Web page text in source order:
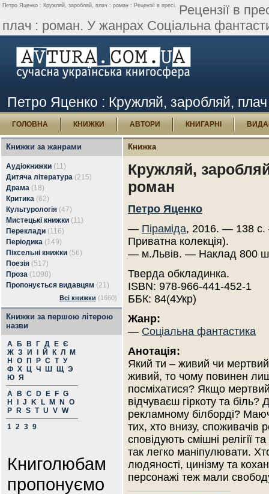
Петро Яценко : Кружляй, заробляй, плач : роман : Рецензії в пресі. Рецензії в
плач : роман. У жанрах Соціальна
Петро Яценко : Кружляй, заробляй, плач
ГОЛОВНА КНИЖКИ АВТОРИ КНИГАРНІ
Книжки за жанрами
Аудіокнижки (11)
Дитяча література (215)
Драма (18)
Критика (62)
Культурологія (47)
Мистецькі книжки (11)
Переклади (116)
Періодика (149)
Піксельні книжки (56)
Поезія (517)
Проза (1098)
Пропонується видавцям (21)
Всі книжки (1660)
Книжки за першою літерою
назви
А Б В Г Д Е Є
Ж З И Й К Л
М
Н
О П Р С Т У
Ф Х Ц Ч Ш Щ Э
Ю Я
A
B C D E F G
H
J K L M N
O
P
R S T U V W
1 2 3 9
Книголюбам
пропонуємо
Книжка
Кружляй,
роман
Петро Яценко
— Піраміда, 2016. — 138 с.
Приватна колекція).
— м.Львів. — Наклад 800
Тверда обкладинка.
ISBN: 978-966-441-452-1
ББК: 84(4Укр)
Жанр:
— Соціальна фантастика
Анотація:
Який ти – живий чи
живий, то чому повинен
посміхатися? Якщо
відчуваєш гіркоту та
рекламному білборді?
тих, хто внизу,
сповідують смішні релігії
так легко маніпулювати.
людяності, цинізму та
персонажі теж мали